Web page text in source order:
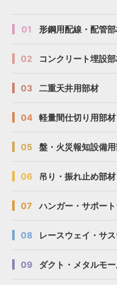
01 形鋼用配線・配管
02 コンクリート埋設
03 二重天井用部材
04 軽量間仕切り用部材
05 盤・火災報知設備
06 吊り・振れ止め部材
07 ハンガー・サポー
08 レースウェイ・サ
09 ダクト・メタルモ